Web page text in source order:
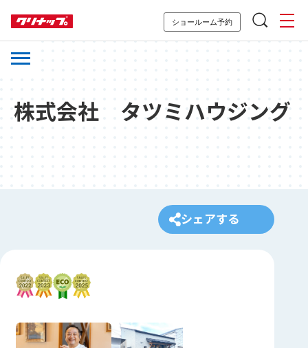
ショールーム予約
株式会社 タツミハウジング
シェアする